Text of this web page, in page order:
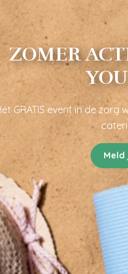
ZOMER
GRATIS event in de zorg
Meld